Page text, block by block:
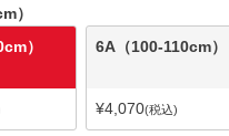
）
）
6A（100-110cm）
¥4,070 税込